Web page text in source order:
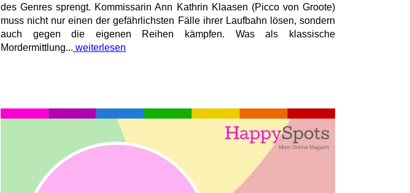
des Genres sprengt. Kommissarin Ann Kathrin Klaasen (Picco von Groote)
muss nicht nur einen der gefährlichsten Fälle ihrer Laufbahn lösen, sondern
auch gegen die eigenen Reihen kämpfen. Was als klassische
Mordermittlung... weiterlesen